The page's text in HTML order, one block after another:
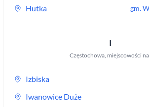
Hutka gm.
I
Częstochowa, miejscowości na
Izbiska
Iwanowice Duże